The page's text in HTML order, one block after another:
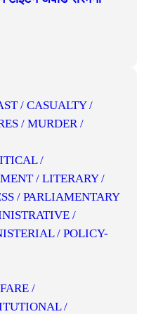
/ CASUALTY /
/ MURDER /
/
/ LITERARY /
/ PARLIAMENTARY
/
/ POLICY-
/
/